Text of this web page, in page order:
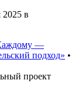
в
—
подход» •
проект